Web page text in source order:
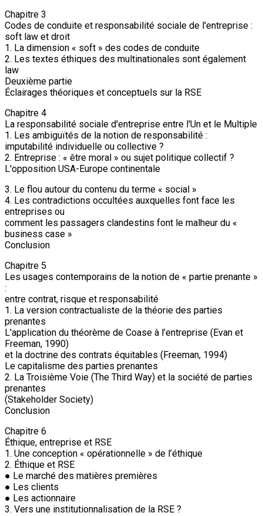
Chapitre 3
Codes de conduite et responsabilité sociale de l'entreprise :
soft law et droit
1. La dimension « soft » des codes de conduite
2. Les textes éthiques des multinationales sont également
law
Deuxième partie
Éclairages théoriques et conceptuels sur la RSE
Chapitre 4
La responsabilité sociale d'entreprise entre l'Un et le Multiple
1. Les ambiguïtés de la notion de responsabilité :
imputabilité individuelle ou collective ?
2. Entreprise : « être moral » ou sujet politique collectif ?
L'opposition USA-Europe continentale
3. Le flou autour du contenu du terme « social »
4. Les contradictions occultées auxquelles font face les
entreprises ou
comment les passagers clandestins font le malheur du «
business case »
Conclusion
Chapitre 5
Les usages contemporains de la notion de « partie prenante »
:
entre contrat, risque et responsabilité
1. La version contractualiste de la théorie des parties
prenantes
L'application du théorème de Coase à l’entreprise (Evan et
Freeman, 1990)
et la doctrine des contrats équitables (Freeman, 1994)
Le capitalisme des parties prenantes
2. La Troisième Voie (The Third Way) et la société de parties
prenantes
(Stakeholder Society)
Conclusion
Chapitre 6
Éthique, entreprise et RSE
1. Une conception « opérationnelle » de l’éthique
2. Éthique et RSE
● Le marché des matières premières
● Les clients
● Les actionnaire
3. Vers une institutionnalisation de la RSE ?